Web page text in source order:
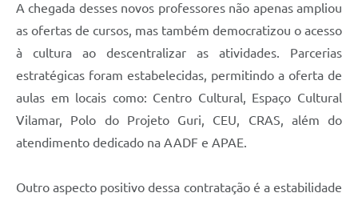
A chegada desses novos professores não apenas ampliou
as ofertas de cursos, mas também democratizou o acesso
à cultura ao descentralizar as atividades. Parcerias
estratégicas foram estabelecidas, permitindo a oferta de
aulas em locais como: Centro Cultural, Espaço Cultural
Vilamar, Polo do Projeto Guri, CEU, CRAS, além do
atendimento dedicado na AADF e APAE.
Outro aspecto positivo dessa contratação é a estabilidade